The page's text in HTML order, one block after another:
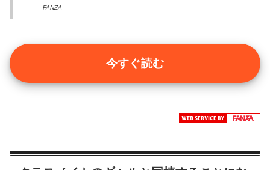
FANZA
今すぐ読む